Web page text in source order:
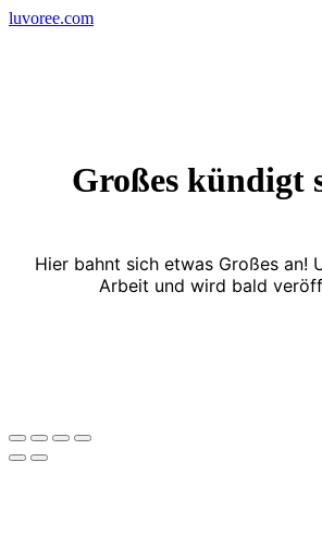
Skip
luvoree.com
Großes kündigt
Hier bahnt sich etwas Großes an!
Arbeit und wird bald